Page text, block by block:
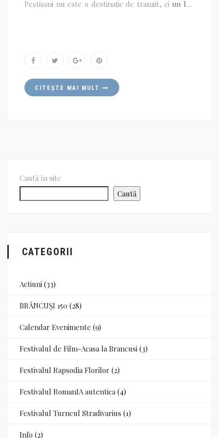
Peștișani nu este o destinație de tranzit, ci un loc
CITEȘTE MAI MULT
Caută în site
Caută
CATEGORII
Actiuni (33)
BRÂNCUȘI 150 (28)
Calendar Evenimente (9)
Festivalul de Film-Acasa la Brancusi (3)
Festivalul Rapsodia Florilor (2)
Festivalul RomanIA autentica(4)
Festivalul Turneul Stradivarius (1)
Info (2)